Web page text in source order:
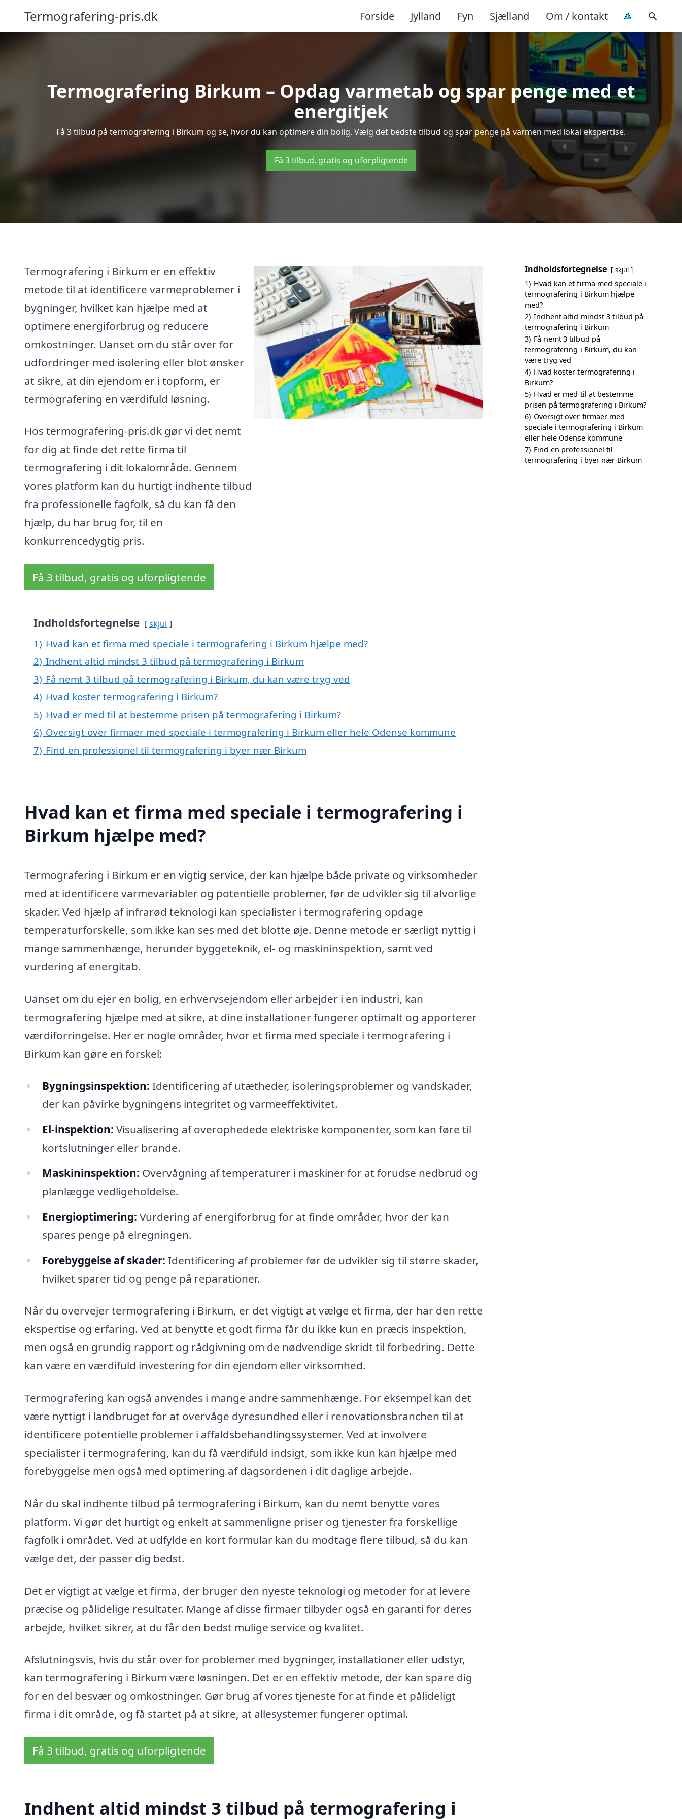
Termografering-pris.dk Forside Jylland Fyn Sjælland Om / kontakt
Termografering Birkum – Opdag varmetab og spar penge med et
energitjek
Få 3 tilbud på termografering i Birkum og se, hvor du kan optimere din bolig. Vælg det bedste tilbud og spar penge på varmen med lokal ekspertise.
Få 3 tilbud, gratis og uforpligtende
Termografering i Birkum er en effektiv
metode til at identificere varmeproblemer i
bygninger, hvilket kan hjælpe med at
optimere energiforbrug og reducere
omkostninger. Uanset om du står over for
udfordringer med isolering eller blot ønsker
at sikre, at din ejendom er i topform, er
termografering en værdifuld løsning.
Hos termografering-pris.dk gør vi det nemt
for dig at finde det rette firma til
termografering i dit lokalområde. Gennem
vores platform kan du hurtigt indhente tilbud
fra professionelle fagfolk, så du kan få den
hjælp, du har brug for, til en
konkurrencedygtig pris.
Få 3 tilbud, gratis og uforpligtende
Indholdsfortegnelse skjul
1) Hvad kan et firma med speciale i termografering i Birkum hjælpe med?
2) Indhent altid mindst 3 tilbud på termografering i Birkum
3) Få nemt 3 tilbud på termografering i Birkum, du kan være tryg ved
4) Hvad koster termografering i Birkum?
5) Hvad er med til at bestemme prisen på termografering i Birkum?
6) Oversigt over firmaer med speciale i termografering i Birkum eller hele Odense kommune
7) Find en professionel til termografering i byer nær Birkum
Hvad kan et firma med speciale i termografering i
Birkum hjælpe med?
Termografering i Birkum er en vigtig service, der kan hjælpe både private og virksomheder
med at identificere varmevariabler og potentielle problemer, før de udvikler sig til alvorlige
skader. Ved hjælp af infrarød teknologi kan specialister i termografering opdage
temperaturforskelle, som ikke kan ses med det blotte øje. Denne metode er særligt nyttig i
mange sammenhænge, herunder byggeteknik, el- og maskininspektion, samt ved
vurdering af energitab.
Uanset om du ejer en bolig, en erhvervsejendom eller arbejder i en industri, kan
termografering hjælpe med at sikre, at dine installationer fungerer optimalt og apporterer
værdiforringelse. Her er nogle områder, hvor et firma med speciale i termografering i
Birkum kan gøre en forskel:
Bygningsinspektion: Identificering af utætheder, isoleringsproblemer og vandskader,
der kan påvirke bygningens integritet og varmeeffektivitet.
El-inspektion: Visualisering af overophedede elektriske komponenter, som kan føre til
kortslutninger eller brande.
Maskininspektion: Overvågning af temperaturer i maskiner for at forudse nedbrud og
planlægge vedligeholdelse.
Energioptimering: Vurdering af energiforbrug for at finde områder, hvor der kan
spares penge på elregningen.
Forebyggelse af skader: Identificering af problemer før de udvikler sig til større skader,
hvilket sparer tid og penge på reparationer.
Når du overvejer termografering i Birkum, er det vigtigt at vælge et firma, der har den rette
ekspertise og erfaring. Ved at benytte et godt firma får du ikke kun en præcis inspektion,
men også en grundig rapport og rådgivning om de nødvendige skridt til forbedring. Dette
kan være en værdifuld investering for din ejendom eller virksomhed.
Termografering kan også anvendes i mange andre sammenhænge. For eksempel kan det
være nyttigt i landbruget for at overvåge dyresundhed eller i renovationsbranchen til at
identificere potentielle problemer i affaldsbehandlingssystemer. Ved at involvere
specialister i termografering, kan du få værdifuld indsigt, som ikke kun kan hjælpe med
forebyggelse men også med optimering af dagsordenen i dit daglige arbejde.
Når du skal indhente tilbud på termografering i Birkum, kan du nemt benytte vores
platform. Vi gør det hurtigt og enkelt at sammenligne priser og tjenester fra forskellige
fagfolk i området. Ved at udfylde en kort formular kan du modtage flere tilbud, så du kan
vælge det, der passer dig bedst.
Det er vigtigt at vælge et firma, der bruger den nyeste teknologi og metoder for at levere
præcise og pålidelige resultater. Mange af disse firmaer tilbyder også en garanti for deres
arbejde, hvilket sikrer, at du får den bedst mulige service og kvalitet.
Afslutningsvis, hvis du står over for problemer med bygninger, installationer eller udstyr,
kan termografering i Birkum være løsningen. Det er en effektiv metode, der kan spare dig
for en del besvær og omkostninger. Gør brug af vores tjeneste for at finde et pålideligt
firma i dit område, og få startet på at sikre, at allesystemer fungerer optimal.
Få 3 tilbud, gratis og uforpligtende
Indhent altid mindst 3 tilbud på termografering i
Indholdsfortegnelse skjul
1) Hvad kan et firma med speciale i
termografering i Birkum hjælpe
med?
2) Indhent altid mindst 3 tilbud på
termografering i Birkum
3) Få nemt 3 tilbud på
termografering i Birkum, du kan
være tryg ved
4) Hvad koster termografering i
Birkum?
5) Hvad er med til at bestemme
prisen på termografering i Birkum?
6) Oversigt over firmaer med
speciale i termografering i Birkum
eller hele Odense kommune
7) Find en professionel til
termografering i byer nær Birkum